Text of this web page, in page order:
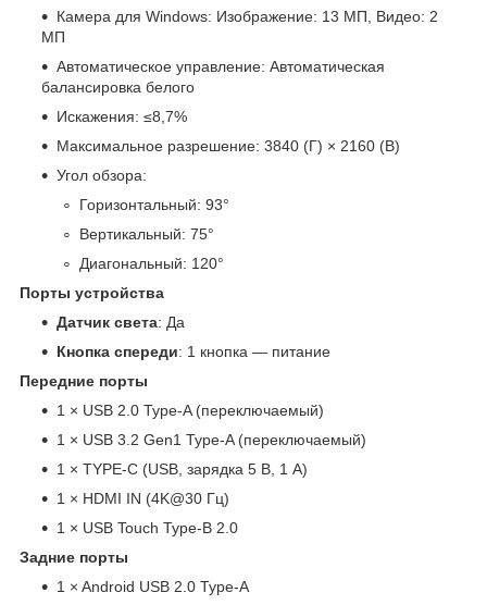
Камера для Windows: Изображение: 13 МП, Видео: 2
МП
Автоматическое управление: Автоматическая
балансировка белого
Искажения: ≤8,7%
Максимальное разрешение: 3840 (Г) × 2160 (В)
Угол обзора:
Горизонтальный: 93°
Вертикальный: 75°
Диагональный: 120°
Порты устройства
Датчик света: Да
Кнопка спереди: 1 кнопка — питание
Передние порты
1 × USB 2.0 Type-A (переключаемый)
1 × USB 3.2 Gen1 Type-A (переключаемый)
1 × TYPE-C (USB, зарядка 5 В, 1 А)
1 × HDMI IN (4K@30 Гц)
1 × USB Touch Type-B 2.0
Задние порты
1 × Android USB 2.0 Type-A